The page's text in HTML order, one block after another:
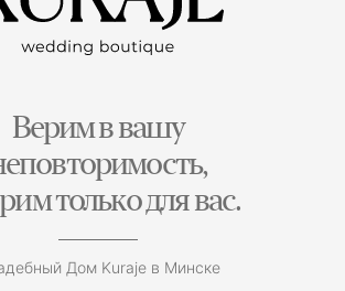
Верим в вашу
только для вас.
Дом Kuraje в Минске